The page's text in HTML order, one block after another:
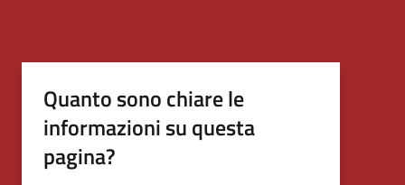
Quanto sono chiare le
informazioni su questa
pagina?